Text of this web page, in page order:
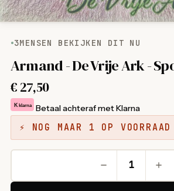
3MENSEN BEKIJKEN DIT NU
Armand - De Vrije Ark -
€ 27,50
K klarna Betaal achteraf met Klarna
⚡ NOG MAAR 1 OP VOORRAAD